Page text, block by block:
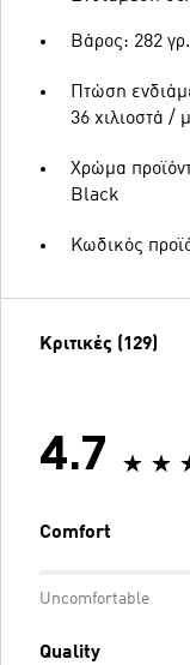
Βάρος: 282 γρ.
Πτώση
36 χιλιοστά /
Χρώμα
Black
Κωδικός
Κριτικές (129)
4.7
Comfort
Uncomfortable
Quality